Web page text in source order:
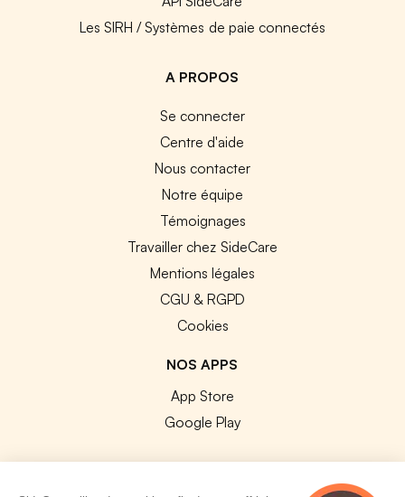
Les SIRH / Systèmes de paie connectés
A PROPOS
Se connecter
Centre d'aide
Nous contacter
Notre équipe
Témoignages
Travailler chez SideCare
Mentions légales
CGU & RGPD
Cookies
NOS APPS
App Store
Google Play